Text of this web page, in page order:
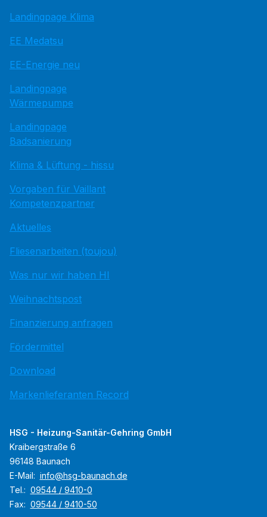
Landingpage Klima
EE Medatsu
EE-Energie neu
Landingpage
Wärmepumpe
Landingpage
Badsanierung
Klima & Lüftung - hissu
Vorgaben für Vaillant
Kompetenzpartner
Aktuelles
Fliesenarbeiten (toujou)
Was nur wir haben HI
Weihnachtspost
Finanzierung anfragen
Fördermittel
Download
Markenlieferanten Record
HSG - Heizung-Sanitär-Gehring GmbH
Kraibergstraße 6
96148 Baunach
E-Mail: info@hsg-baunach.de
Tel.: 09544 / 9410-0
Fax: 09544 / 9410-50